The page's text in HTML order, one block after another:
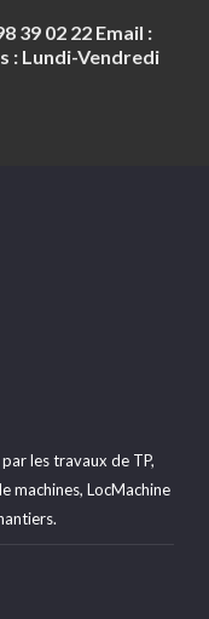
39 02 22 Email :
: Lundi-Vendredi
les travaux de TP,
machines, LocMachine